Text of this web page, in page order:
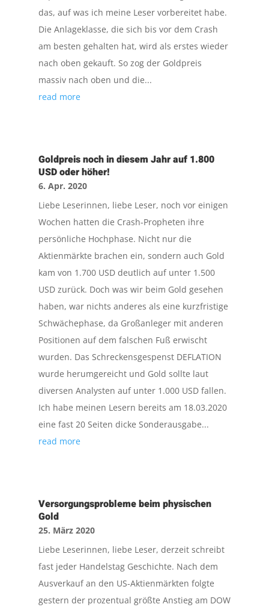
das, auf was ich meine Leser vorbereitet habe.
Die Anlageklasse, die sich bis vor dem Crash
am besten gehalten hat, wird als erstes wieder
nach oben gekauft. So zog der Goldpreis
massiv nach oben und die...
read more
Goldpreis noch in diesem Jahr auf 1.800
USD oder höher!
6. Apr. 2020
Liebe Leserinnen, liebe Leser, noch vor einigen
Wochen hatten die Crash-Propheten ihre
persönliche Hochphase. Nicht nur die
Aktienmärkte brachen ein, sondern auch Gold
kam von 1.700 USD deutlich auf unter 1.500
USD zurück. Doch was wir beim Gold gesehen
haben, war nichts anderes als eine kurzfristige
Schwächephase, da Großanleger mit anderen
Positionen auf dem falschen Fuß erwischt
wurden. Das Schreckensgespenst DEFLATION
wurde herumgereicht und Gold sollte laut
diversen Analysten auf unter 1.000 USD fallen.
Ich habe meinen Lesern bereits am 18.03.2020
eine fast 20 Seiten dicke Sonderausgabe...
read more
Versorgungsprobleme beim physischen
Gold
25. März 2020
Liebe Leserinnen, liebe Leser, derzeit schreibt
fast jeder Handelstag Geschichte. Nach dem
Ausverkauf an den US-Aktienmärkten folgte
gestern der prozentual größte Anstieg am DOW